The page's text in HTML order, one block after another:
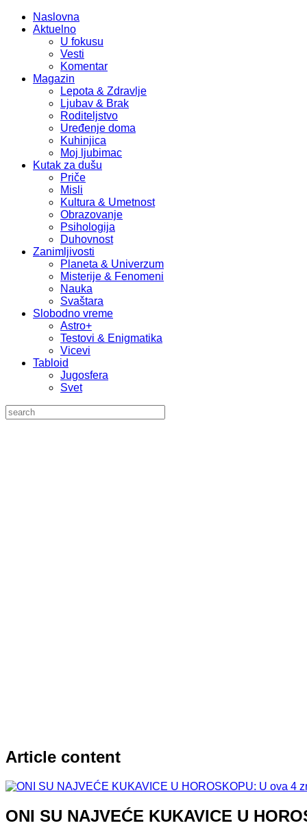
Naslovna
Aktuelno
U fokusu
Vesti
Komentar
Magazin
Lepota & Zdravlje
Ljubav & Brak
Roditeljstvo
Uređenje doma
Kuhinjica
Moj ljubimac
Kutak za dušu
Priče
Misli
Kultura & Umetnost
Obrazovanje
Psihologija
Duhovnost
Zanimljivosti
Planeta & Univerzum
Misterije & Fenomeni
Nauka
Svaštara
Slobodno vreme
Astro+
Testovi & Enigmatika
Vicevi
Tabloid
Jugosfera
Svet
Article content
ONI SU NAJVEĆE KUKAVICE U